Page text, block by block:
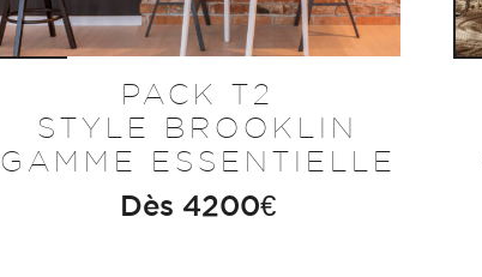
PACK T2
STYLE BROOKLIN
GAMME ESSENTIELLE
Dès 4200€